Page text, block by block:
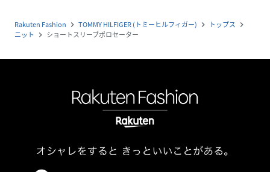
Rakuten Fashion navigate_next TOMMY HILFIGER (トミーヒルフィガー) navigate_next トップス navigate_next
ニット navigate_next ショートスリーブポロセーター